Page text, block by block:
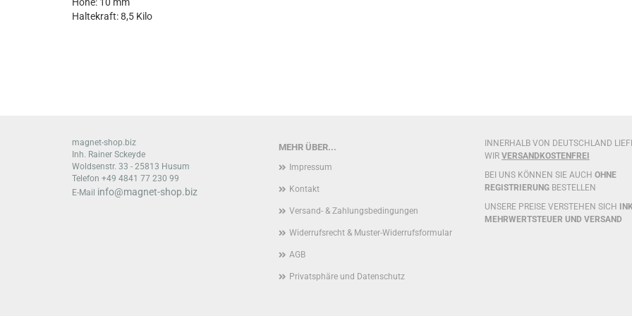
Haltekraft: 8,5 Kilo
MEHR ÜBER...
Impressum
Kontakt
Versand- & Zahlungsbedingungen
Widerrufsrecht & Muster-Widerrufsformular
AGB
Privatsphäre und Datenschutz
INNERHALB VON DEUTSCHLAND
WIR VERSANDKOSTENFREI
BEI UNS KÖNNEN SIE AUCH OHNE
REGISTRIERUNG BESTELLEN
UNSERE PREISE VERSTEHEN SICH
MEHRWERTSTEUER UND VERSAND
magnet-shop.biz
Inh. Rainer Sckeyde
Woldsenstr. 33 - 25813 Husum
Telefon +49 4841 77 230 99
E-Mail info@magnet-shop.biz